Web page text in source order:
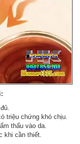
triệu chứng khó chịu.
thấu vào da.
khi cần thiết.